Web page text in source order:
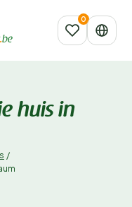
huis in
/